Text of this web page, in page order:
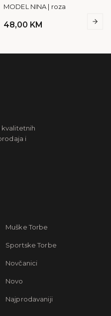
MODEL NINA | roza
48,00 KM
kvalitetnih
i
Muške Torbe
Sportske Torbe
Novčanici
Novo
Najprodavaniji